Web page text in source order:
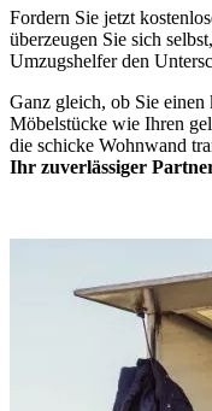
Fordern Sie jetzt
überzeugen Sie sich
Umzugshelfer den
Ganz gleich, ob Sie
Möbelstücke wie Ihren
die schicke Wohnwand
Ihr zuverlässiger